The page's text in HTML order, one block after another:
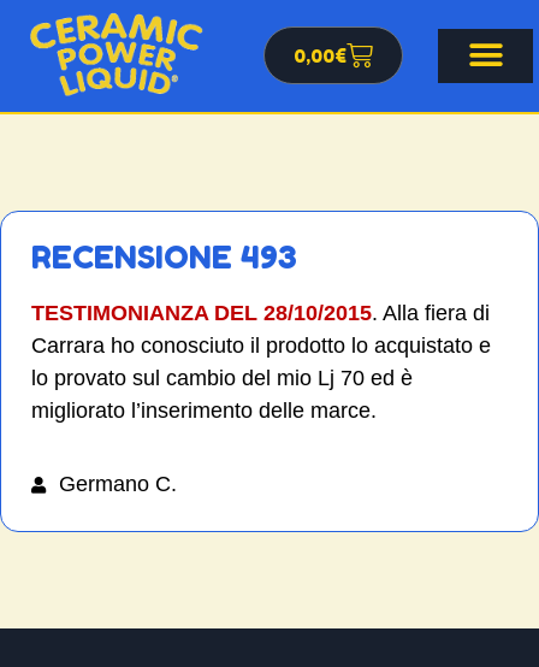
0,00€
RECENSIONE 493
TESTIMONIANZA DEL 28/10/2015. Alla fiera di
Carrara ho conosciuto il prodotto lo acquistato e
lo provato sul cambio del mio Lj 70 ed è
migliorato l’inserimento delle marce.
Germano C.